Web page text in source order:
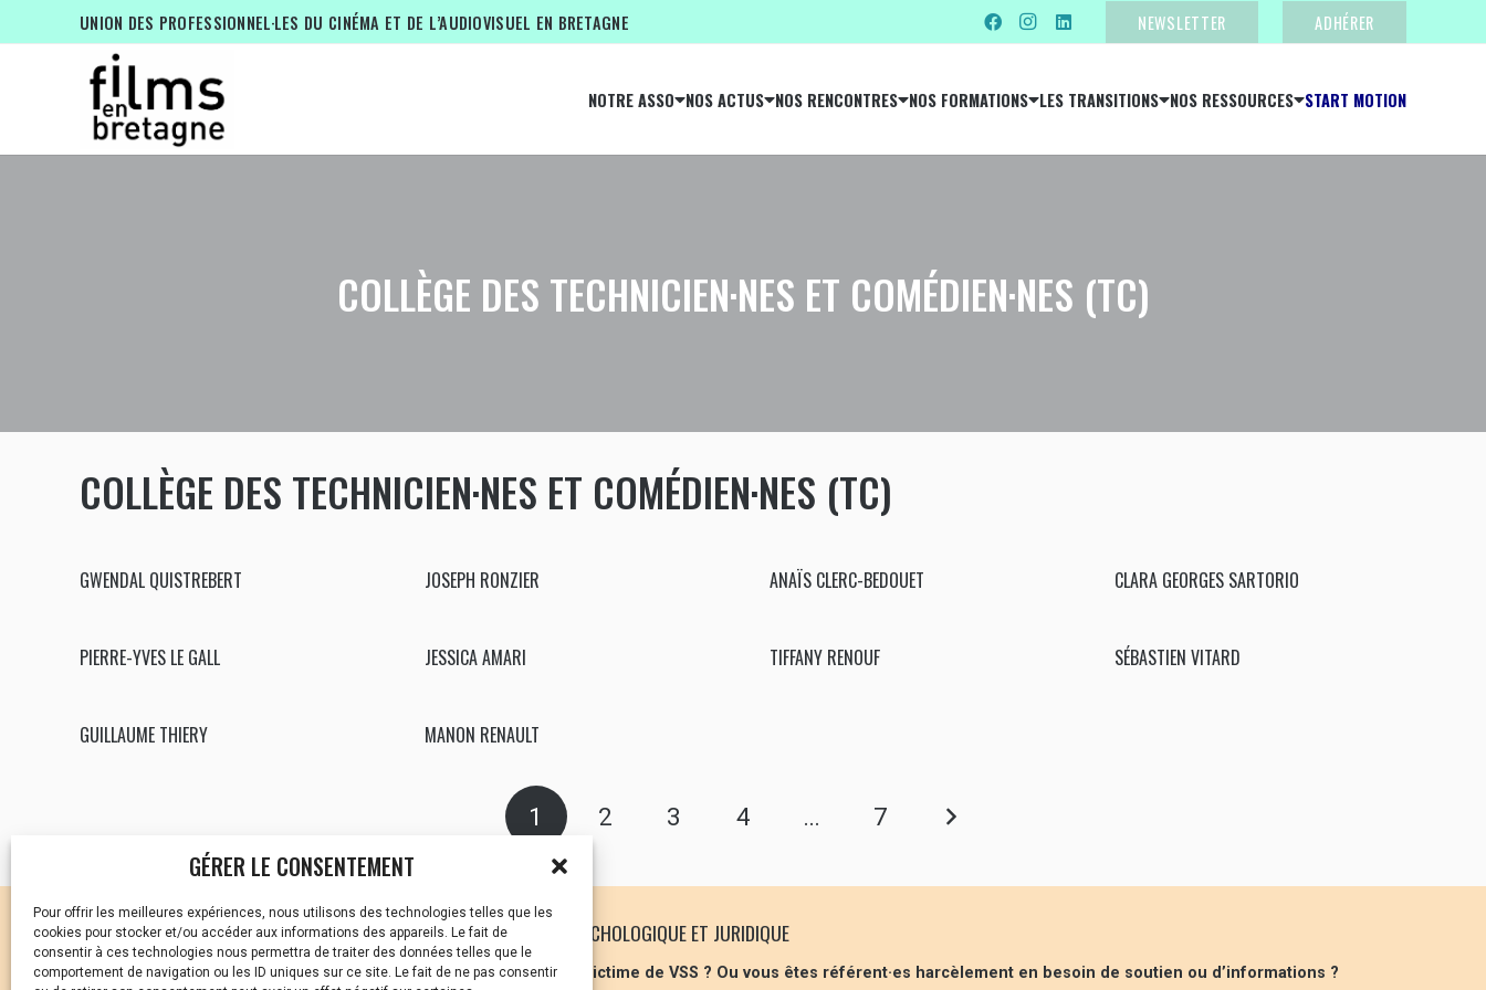
GÉRER LE CONSENTEMENT
Pour offrir les meilleures expériences, nous utilisons des technologies telles que les
cookies pour stocker et/ou accéder aux informations des appareils. Le fait de
consentir à ces technologies nous permettra de traiter des données telles que le
comportement de navigation ou les ID uniques sur ce site. Le fait de ne pas consentir
UNION DES PROFESSIONNEL·LES DU CINÉMA ET DE L’AUDIOVISUEL EN BRETAGNE NEWSLETTER ADHÉRER
NOTRE ASSO NOS ACTUS NOS RENCONTRES NOS FORMATIONS LES TRANSITIONS NOS RESSOURCES START MOTION
COLLÈGE DES TECHNICIEN·NES ET COMÉDIEN·NES (TC)
COLLÈGE DES TECHNICIEN·NES ET COMÉDIEN·NES (TC)
GWENDAL QUISTREBERT JOSEPH RONZIER ANAÏS CLERC-BEDOUET CLARA GEORGES SARTORIO
PIERRE-YVES LE GALL JESSICA AMARI TIFFANY RENOUF SÉBASTIEN VITARD
GUILLAUME THIERY MANON RENAULT
1 2 3 4 … 7
CELLULE D’ÉCOUTE ET DE SOUTIEN PSYCHOLOGIQUE ET JURIDIQUE
Vous avez été témoin ou vous êtes victime de VSS ? Ou vous êtes référent·es harcèlement en besoin de soutien ou d’informations ?